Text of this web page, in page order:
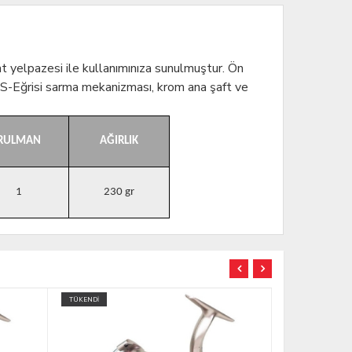
ile kullanımınıza sunulmuştur. Ön
sarma mekanizması, krom ana şaft ve
AĞIRLIK
1 230 gr